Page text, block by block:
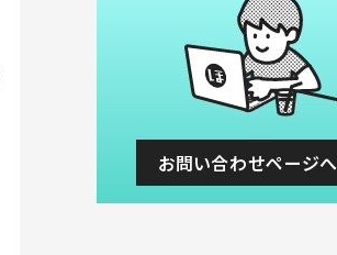
お問い合わせページへ